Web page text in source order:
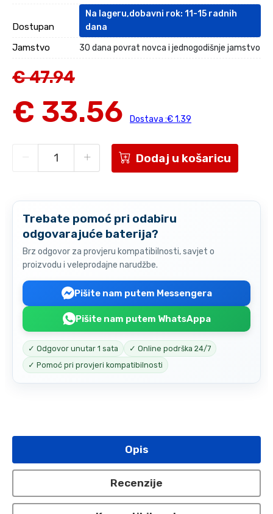
Dostupan
Na lageru,dobavni rok: 11-15 radnih
dana
Jamstvo 30 dana povrat novca i jednogodišnje jamstvo
€ 47.94
€ 33.56 Dostava :€ 1.39
Dodaj u košaricu
Trebate pomoć pri odabiru
odgovarajuće baterija?
Brz odgovor za provjeru kompatibilnosti, savjet o
proizvodu i veleprodajne narudžbe.
Pišite nam putem Messengera
Pišite nam putem WhatsAppa
✓ Odgovor unutar 1 sata
✓ Online podrška 24/7
✓ Pomoć pri provjeri kompatibilnosti
Opis
Recenzije